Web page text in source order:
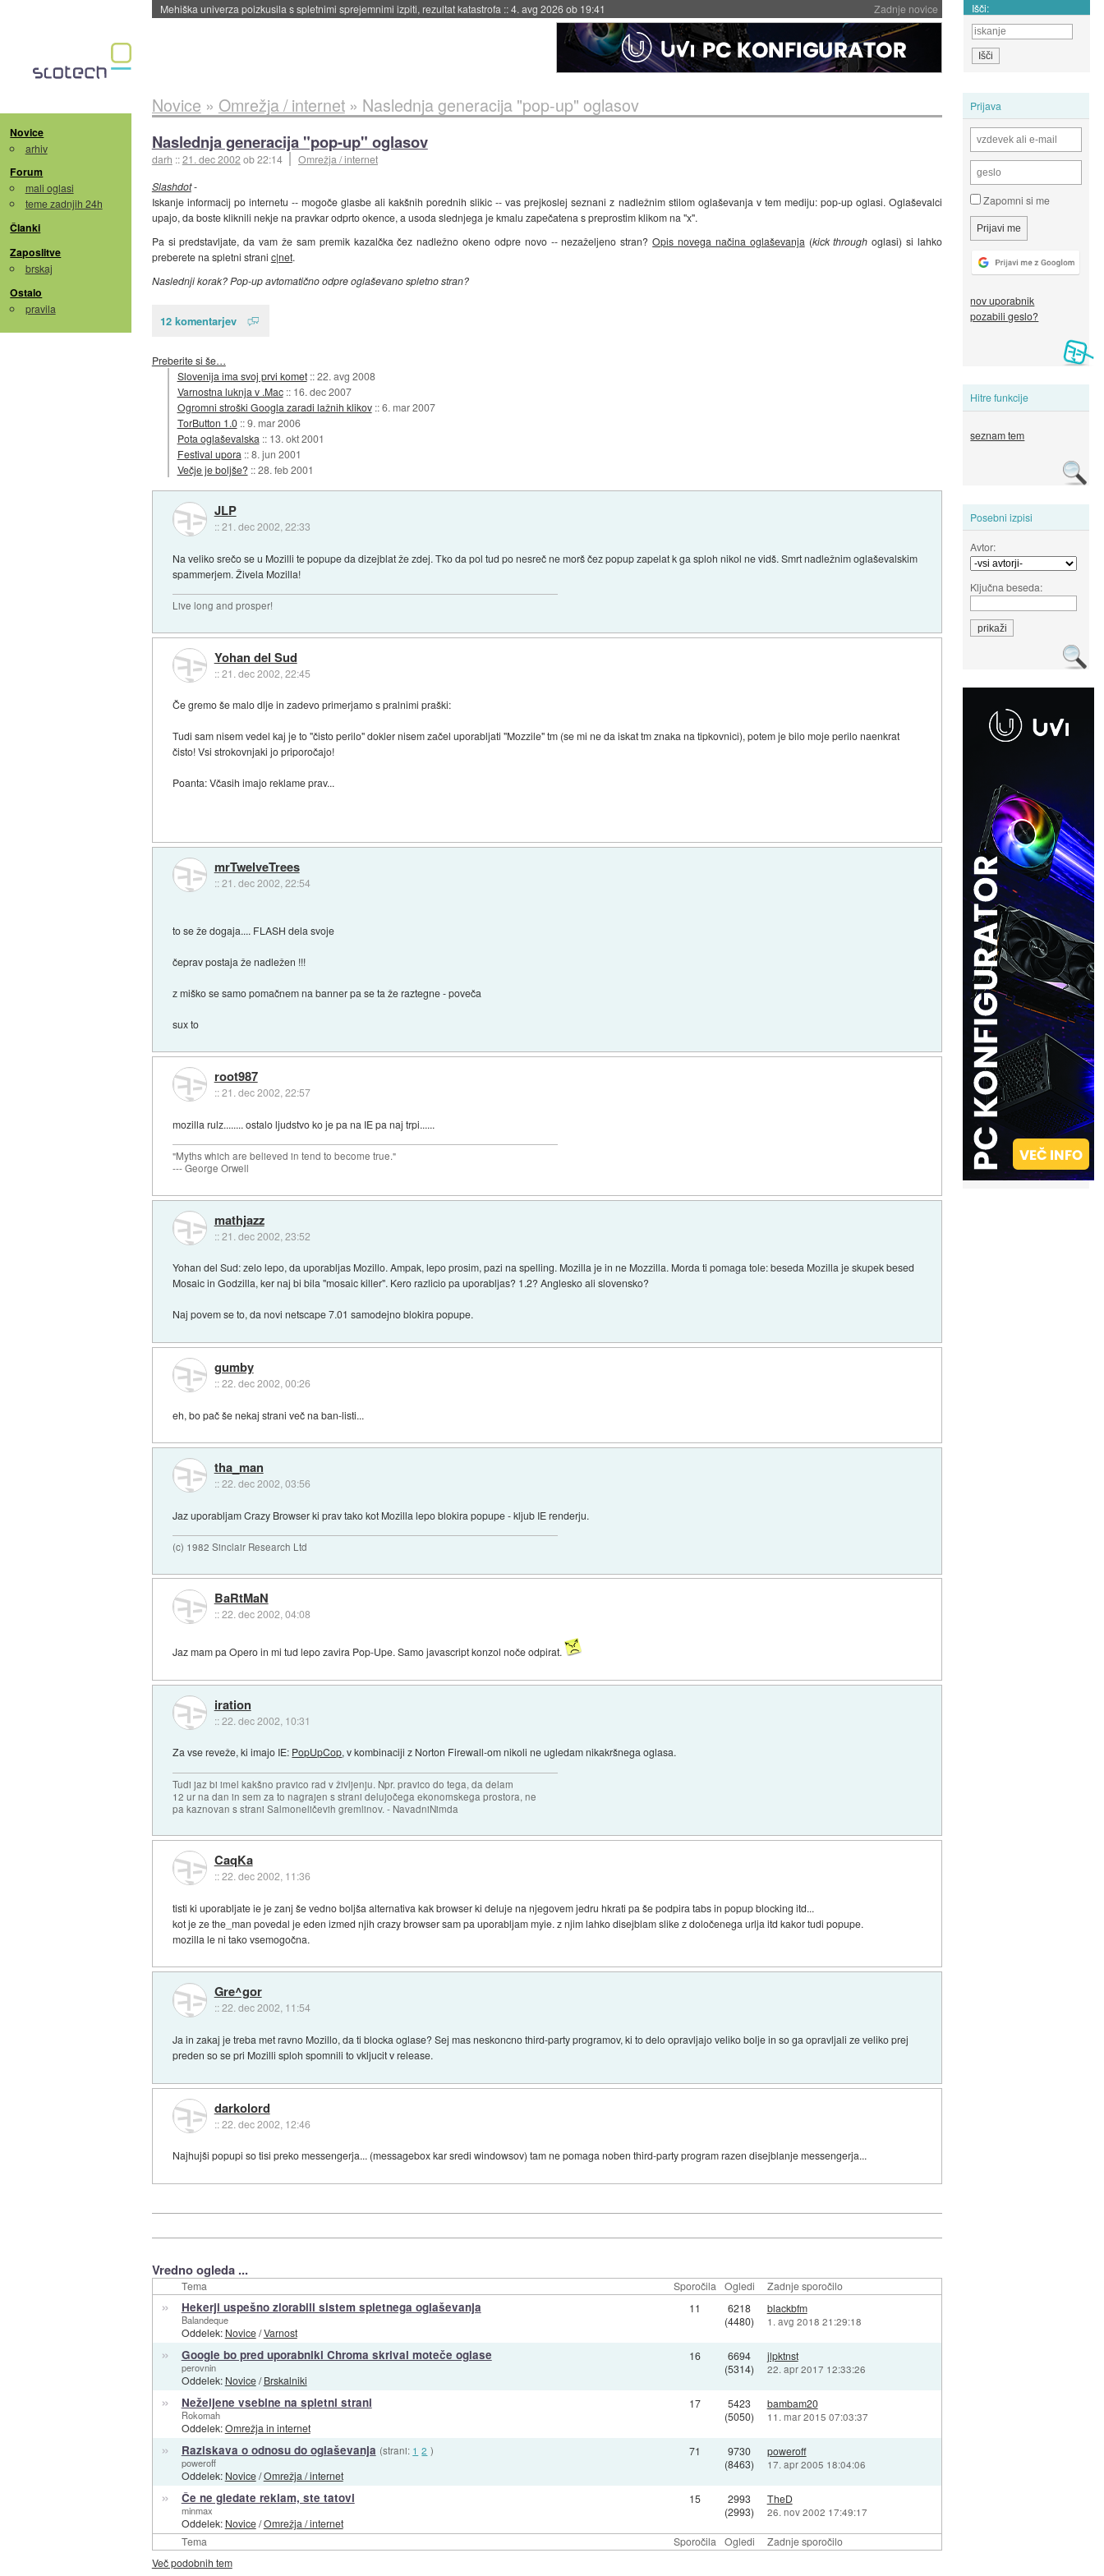
Zadnje novice
Evropska vesoljska agencija razvija svojo raketo za večkratno uporabo::4. avg 2026 ob 19:41 Išči:
Novice
arhiv
Forum
mali oglasi
teme zadnjih 24h
Članki
Zaposlitve
brskaj
Ostalo
pravila
Prijava
Zapomni si me
nov uporabnik
pozabili geslo?
Hitre funkcije
seznam tem
Posebni izpisi
Avtor:
Ključna beseda:
Novice » Omrežja / internet» Naslednja generacija "pop-up" oglasov
Naslednja generacija "pop-up" oglasov
darh ::21. dec 2002ob 22:14
Omrežja / internet
Slashdot-
Iskanje informacij po internetu -- mogoče glasbe ali kakšnih porednih slikic -- vas prejkoslej seznani z nadležnim stilom oglaševanja v tem mediju: pop-up oglasi. Oglaševalci
upajo, da boste kliknili nekje na pravkar odprto okence, a usoda slednjega je kmalu zapečatena s preprostim klikom na "x".
Pa si predstavljate, da vam že sam premik kazalčka čez nadležno okeno odpre novo -- nezaželjeno stran?Opis novega načina oglaševanja (kick through oglasi) si lahko
preberete na spletni strani c|net.
Naslednji korak? Pop-up avtomatično odpre oglaševano spletno stran?
12 komentarjev
Preberite si še…
Slovenija ima svoj prvi komet ::22. avg 2008
Varnostna luknja v .Mac :: 16. dec 2007
Ogromni stroški Googla zaradi lažnih klikov ::6. mar 2007
TorButton 1.0 ::9. mar 2006
Pota oglaševalska :: 13. okt 2001
Festival upora ::8. jun 2001
Večje je boljše? ::28. feb 2001
JLP
::21. dec 2002, 22:33
Na veliko srečo se u Mozilli te popupe da dizejblat že zdej. Tko da pol tud po nesreč ne morš čez popup zapelat k ga sploh nikol ne vidš. Smrt nadležnim oglaševalskim
spammerjem. Živela Mozilla!
Live long and prosper!
Yohan del Sud
::21. dec 2002, 22:45
Če gremo še malo dlje in zadevo primerjamo s pralnimi praški:
Tudi sam nisem vedel kaj je to "čisto perilo" dokler nisem začel uporabljati "Mozzile" tm (se mi ne da iskat tm znaka na tipkovnici), potem je bilo moje perilo naenkrat
čisto! Vsi strokovnjaki jo priporočajo!
Poanta: Včasih imajo reklame prav...
mrTwelveTrees
::21. dec 2002, 22:54
to se že dogaja.... FLASH dela svoje
čeprav postaja že nadležen !!!
z miško se samo pomačnem na banner pa se ta že raztegne - poveča
sux to
root987
::21. dec 2002, 22:57
mozilla rulz........ ostalo ljudstvo ko je pa na IE pa naj trpi......
"Myths which are believed in tend to become true."
--- George Orwell
mathjazz
::21. dec 2002, 23:52
Yohan del Sud: zelo lepo, da uporabljas Mozillo. Ampak, lepo prosim, pazi na spelling. Mozilla je in ne Mozzilla. Morda ti pomaga tole: beseda Mozilla je skupek besed
Mosaic in Godzilla, ker naj bi bila "mosaic killer". Kero razlicio pa uporabljas? 1.2? Anglesko ali slovensko?
Naj povem se to, da novi netscape 7.01 samodejno blokira popupe.
gumby
::22. dec 2002, 00:26
eh, bo pač še nekaj strani več na ban-listi...
tha_man
::22. dec 2002, 03:56
Jaz uporabljam Crazy Browser ki prav tako kot Mozilla lepo blokira popupe - kljub IE renderju.
(c) 1982 Sinclair Research Ltd
BaRtMaN
::22. dec 2002, 04:08
Jaz mam pa Opero in mi tud lepo zavira Pop-Upe. Samo javascript konzol noče odpirat.
iration
::22. dec 2002, 10:31
Za vse reveže, ki imajo IE: PopUpCop, v kombinaciji z Norton Firewall-om nikoli ne ugledam nikakršnega oglasa.
Tudi jaz bi imel kakšno pravico rad v življenju. Npr. pravico do tega, da delam
12 ur na dan in sem za to nagrajen s strani delujočega ekonomskega prostora, ne
pa kaznovan s strani Salmoneličevih gremlinov. - NavadniNimda
CaqKa
::22. dec 2002, 11:36
tisti ki uporabljate ie je zanj še vedno boljša alternativa kak browser ki deluje na njegovem jedru hkrati pa še podpira tabs in popup blocking itd...
kot je ze the_man povedal je eden izmed njih crazy browser sam pa uporabljam myie. z njim lahko disejblam slike z določenega urlja itd kakor tudi popupe.
mozilla le ni tako vsemogočna.
Gre^gor
::22. dec 2002, 11:54
Ja in zakaj je treba met ravno Mozillo, da ti blocka oglase? Sej mas neskoncno third-party programov, ki to delo opravljajo veliko bolje in so ga opravljali ze veliko prej
preden so se pri Mozilli sploh spomnili to vkljucit v release.
darkolord
::22. dec 2002, 12:46
Najhujši popupi so tisi preko messengerja... (messagebox kar sredi windowsov) tam ne pomaga noben third-party program razen disejblanje messengerja...
Vredno ogleda ...
Tema Sporočila Ogledi Zadnje sporočilo
Tema Sporočila Ogledi Zadnje sporočilo
» Hekerji uspešno zlorabili sistem spletnega oglaševanja
Balandeque
Oddelek: Novice/Varnost
11
6218
(4480)
blackbfm
1. avg 2018 21:29:18
» Google bo pred uporabniki Chroma skrival moteče oglase
perovnin
Oddelek: Novice/Brskalniki
16
6694
(5314)
jlpktnst
22. apr 2017 12:33:26
» Neželjene vsebine na spletni strani
Rokomah
Oddelek:Omrežja in internet
17
5423
(5050)
bambam20
11. mar 2015 07:03:37
» Raziskava o odnosu do oglaševanja (strani: 1 2 )
poweroff
Oddelek: Novice/Omrežja / internet
71
9730
(8463)
poweroff
17. apr 2005 18:04:06
» Če ne gledate reklam, ste tatovi
minmax
Oddelek: Novice/Omrežja / internet
15
2993
(2993)
TheD
26. nov 2002 17:49:17
Več podobnih tem